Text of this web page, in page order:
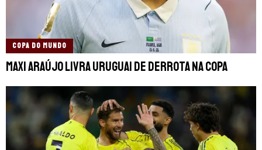
COPA DO MUNDO
Maxi Araújo livra Uruguai de derrota na Copa